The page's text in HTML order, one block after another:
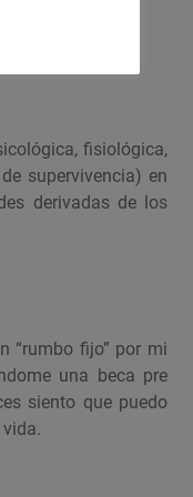
fisiológica,
supervivencia) en
derivadas de los
“rumbo fijo” por mi
una beca pre
siento que puedo